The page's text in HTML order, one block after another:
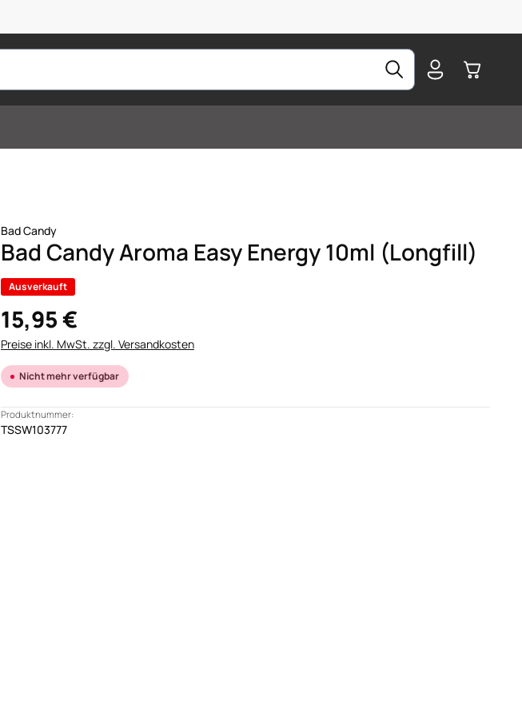
Bad Candy
Bad Candy Aroma Easy Energy 10ml (Longfill)
Ausverkauft
15,95 €
Preise inkl. MwSt. zzgl. Versandkosten
Nicht mehr verfügbar
Produktnummer:
TSSW103777